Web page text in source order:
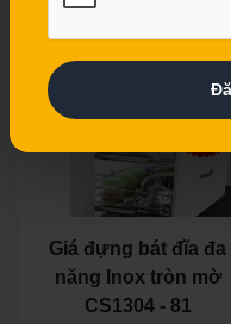
Xem chi tiết
Giá đựng bát đĩa đa
năng Inox tròn mờ
CS1304 - 81